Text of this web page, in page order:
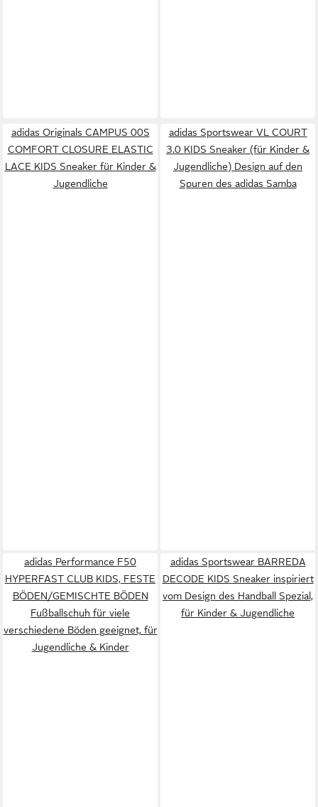
adidas Originals CAMPUS 00S
COMFORT CLOSURE ELASTIC
LACE KIDS Sneaker für Kinder &
Jugendliche
adidas Sportswear VL COURT
3.0 KIDS Sneaker (für Kinder &
Jugendliche) Design auf den
Spuren des adidas Samba
adidas Performance F50
HYPERFAST CLUB KIDS, FESTE
BÖDEN/GEMISCHTE BÖDEN
Fußballschuh für viele
verschiedene Böden geeignet, für
Jugendliche & Kinder
adidas Sportswear BARREDA
DECODE KIDS Sneaker inspiriert
vom Design des Handball Spezial,
für Kinder & Jugendliche